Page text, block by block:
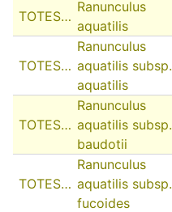
TOTES…
Ranunculus
aquatilis
TOTES…
Ranunculus
aquatilis subsp.
aquatilis
TOTES…
Ranunculus
aquatilis subsp.
baudotii
TOTES…
Ranunculus
aquatilis subsp.
fucoides